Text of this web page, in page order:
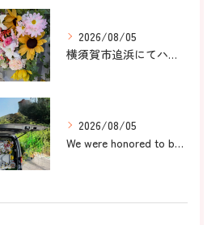
2026/08/05
横須賀市追浜にてハムスターのみかんちゃんのペット火葬のお手伝...
2026/08/05
We were honored to be by your ...